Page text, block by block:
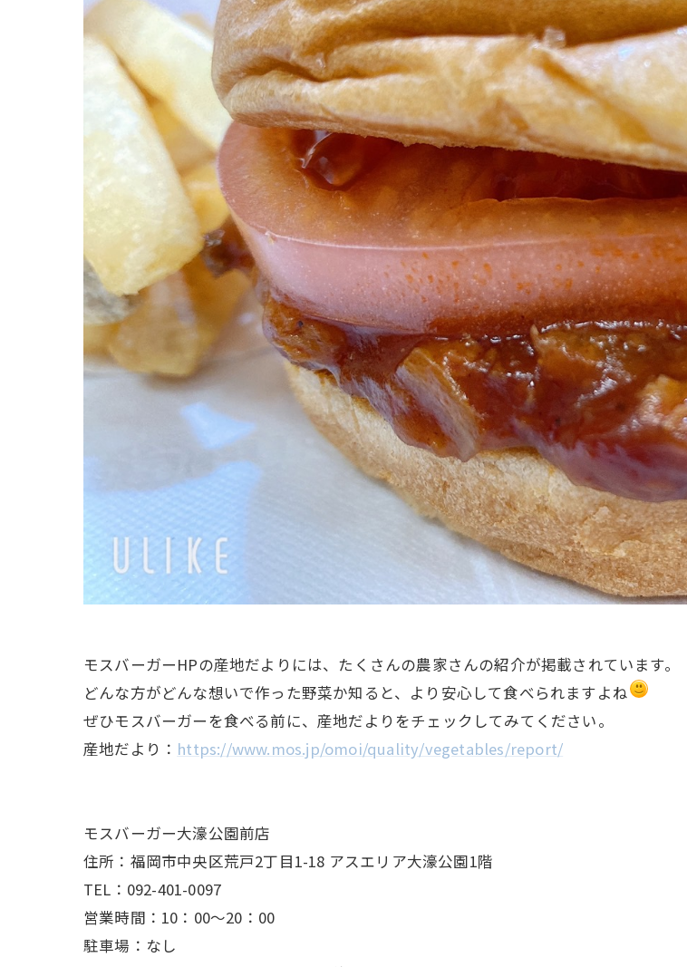
モスバーガーHPの産地だよりには、たくさんの農家さんの紹介が掲載されています。
どんな方がどんな想いで作った野菜か知ると、より安心して食べられますよね
ぜひモスバーガーを食べる前に、産地だよりをチェックしてみてください。
産地だより： https://www.mos.jp/omoi/quality/vegetables/report/
モスバーガー大濠公園前店
住所：福岡市中央区荒戸2丁目1-18 アスエリア大濠公園1階
TEL：092-401-0097
営業時間：10：00～20：00
駐車場：なし